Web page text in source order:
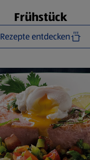
Frühstück
Rezepte entdecken